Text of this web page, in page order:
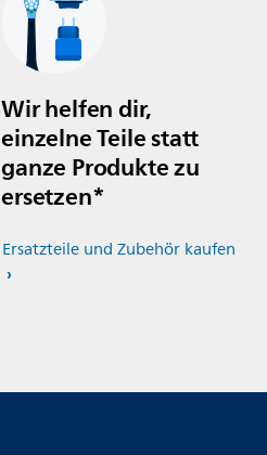
Wir helfen dir,
einzelne Teile statt
ganze Produkte zu
ersetzen*
Ersatzteile und Zubehör kaufen